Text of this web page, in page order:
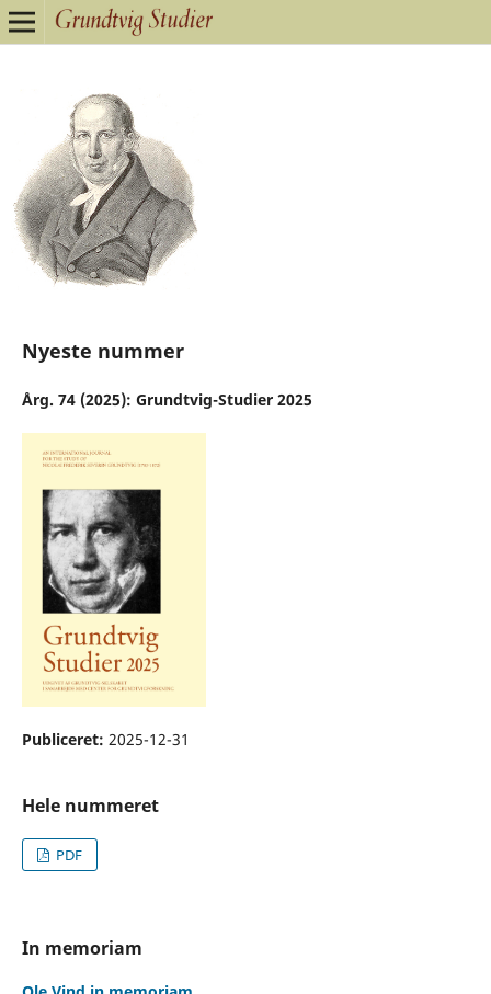
Nyeste nummer
Årg. 74 (2025): Grundtvig-Studier 2025
Publiceret: 2025-12-31
Hele nummeret
PDF
In memoriam